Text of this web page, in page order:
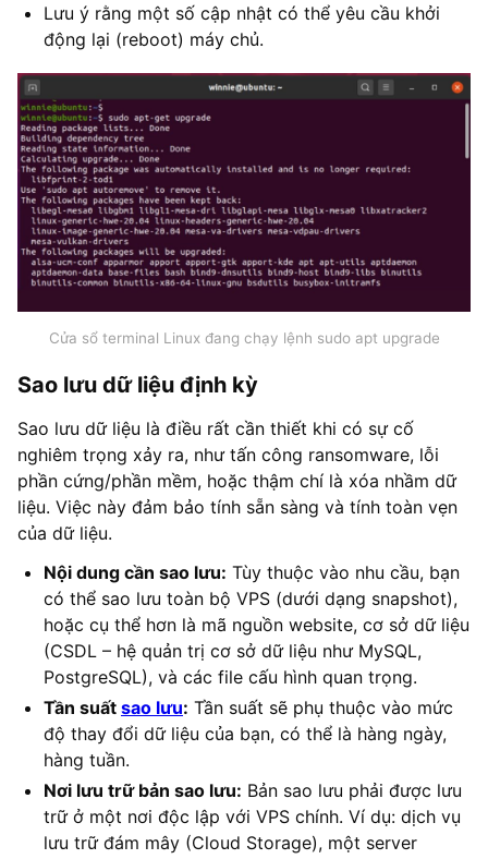
Lưu ý rằng một số cập nhật có thể yêu cầu khởi
động lại (reboot) máy chủ.
Cửa sổ terminal Linux đang chạy lệnh sudo apt upgrade
Sao lưu dữ liệu định kỳ
Sao lưu dữ liệu là điều rất cần thiết khi có sự cố
nghiêm trọng xảy ra, như tấn công ransomware, lỗi
phần cứng/phần mềm, hoặc thậm chí là xóa nhầm dữ
liệu. Việc này đảm bảo tính sẵn sàng và tính toàn vẹn
của dữ liệu.
Nội dung cần sao lưu: Tùy thuộc vào nhu cầu, bạn
có thể sao lưu toàn bộ VPS (dưới dạng snapshot),
hoặc cụ thể hơn là mã nguồn website, cơ sở dữ liệu
(CSDL – hệ quản trị cơ sở dữ liệu như MySQL,
PostgreSQL), và các file cấu hình quan trọng.
Tần suất sao lưu: Tần suất sẽ phụ thuộc vào mức
độ thay đổi dữ liệu của bạn, có thể là hàng ngày,
hàng tuần.
Nơi lưu trữ bản sao lưu: Bản sao lưu phải được lưu
trữ ở một nơi độc lập với VPS chính. Ví dụ: dịch vụ
lưu trữ đám mây (Cloud Storage), một server